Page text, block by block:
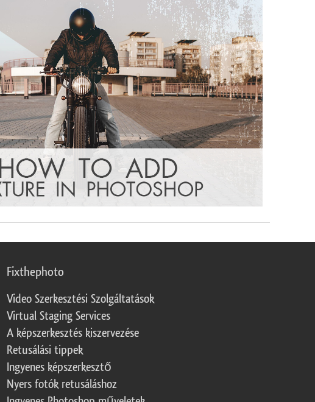
Fixthephoto
Video Szerkesztési Szolgáltatások
Virtual Staging Services
A képszerkesztés kiszervezése
Retusálási tippek
Ingyenes képszerkesztő
Nyers fotók retusáláshoz